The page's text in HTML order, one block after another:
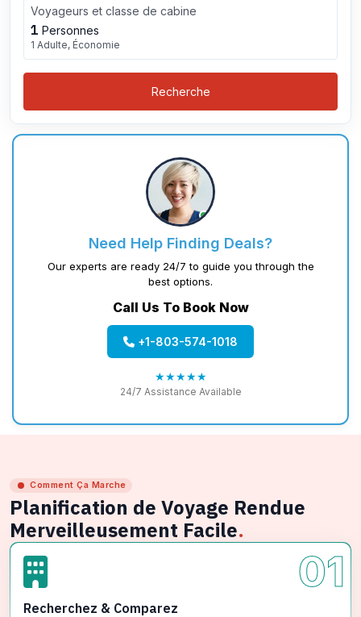
Voyageurs et classe de cabine
1 Personnes
1 Adulte, Économie
Recherche
Need Help Finding Deals?
Our experts are ready 24/7 to guide you through the
best options.
Call Us To Book Now
+1-803-574-1018
★★★★★
24/7 Assistance Available
Comment Ça Marche
Planification de Voyage Rendue
Merveilleusement Facile.
01
Recherchez & Comparez